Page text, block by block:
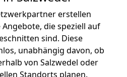
erstellen
die speziell auf
sind. Diese
unabhängig davon, ob
von Salzwedel oder
Standorts planen.